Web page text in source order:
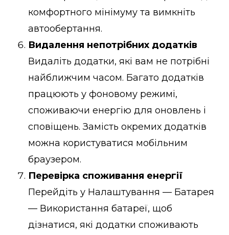
комфортного мінімуму та вимкніть
автообертання.
Видалення непотрібних додатків
Видаліть додатки, які вам не потрібні
найближчим часом. Багато додатків
працюють у фоновому режимі,
споживаючи енергію для оновлень і
сповіщень. Замість окремих додатків
можна користуватися мобільним
браузером.
Перевірка споживання енергії
Перейдіть у Налаштування — Батарея
— Використання батареї, щоб
дізнатися, які додатки споживають